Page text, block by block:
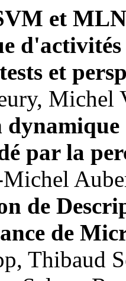
et
et
Michel
par la
Michel
de
de
Thibaud